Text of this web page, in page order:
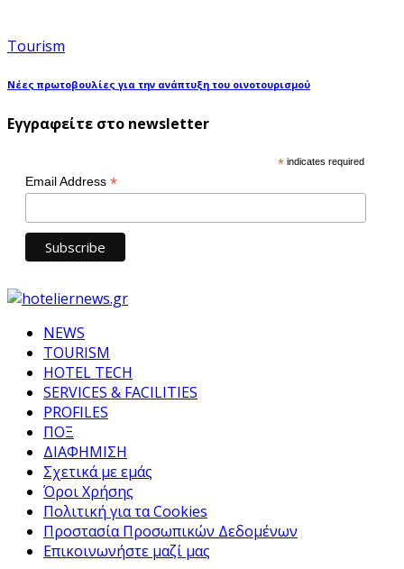
Tourism
Νέες πρωτοβουλίες για την ανάπτυξη του οινοτουρισμού
Εγγραφείτε στο newsletter
* indicates required
Email Address *
NEWS
TOURISM
HOTEL TECH
SERVICES & FACILITIES
PROFILES
ΠΟΞ
ΔΙΑΦΗΜΙΣΗ
Σχετικά με εμάς
Όροι Χρήσης
Πολιτική για τα Cookies
Προστασία Προσωπικών Δεδομένων
Επικοινωνήστε μαζί μας